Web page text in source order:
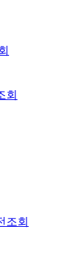
회
조회